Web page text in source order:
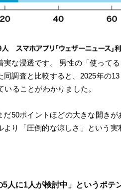
な浸透です。 男性の「使って
調査と比較すると、2025年の
ることがわかりました。
50ポイントほどの大きな開き
り「圧倒的な涼しさ」という実
人に1人が検討中」というポテ